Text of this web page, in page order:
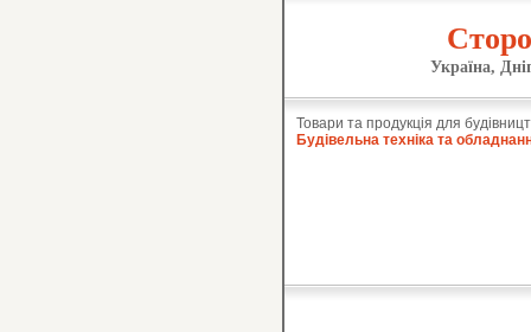
Україна,
Товари та продукція для
Будівельна техніка та